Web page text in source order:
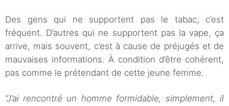
Des gens qui ne supportent pas le tabac, c’est
fréquent. D’autres qui ne supportent pas la vape, ça
arrive, mais souvent, c’est à cause de préjugés et de
mauvaises informations. À condition d’être cohérent,
pas comme le prétendant de cette jeune femme.
“J’ai rencontré un homme formidable, simplement, il